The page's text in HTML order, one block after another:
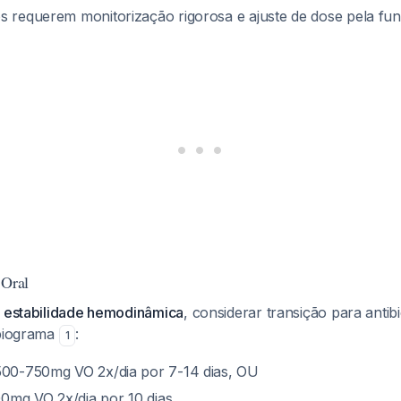
requerem monitorização rigorosa e ajuste de dose pela
hemodinâmica, considerar transição para
1 :
750mg VO 2x/dia por 7-14 dias, OU